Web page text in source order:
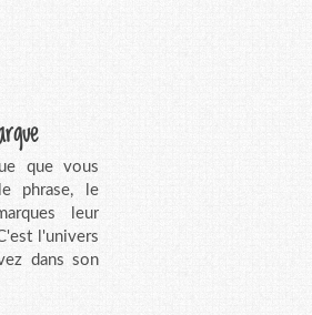
que vous
phrase, le
leur
l'univers
dans son